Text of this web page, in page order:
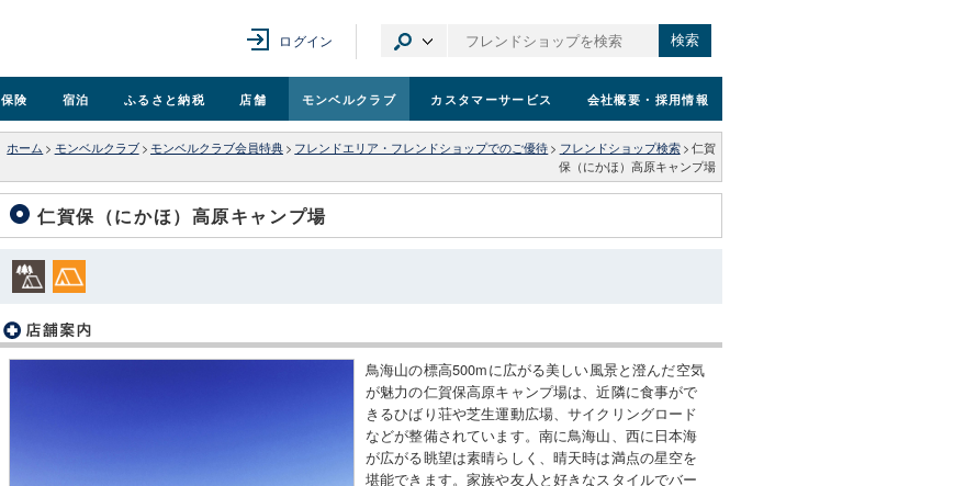
ログイン 検索
保険 宿泊 ふるさと納税 店舗 モンベルクラブ カスタマーサービス 会社概要 ・採用情報
ホーム > モンベルクラブ > モンベルクラブ会員特典 > フレンドエリア・フレンドショップでのご優待 > フレンドショップ検索 > 仁賀
保（にかほ）高原キャンプ場
仁賀保（にかほ）高原キャンプ場
鳥海山の標高500mに広がる美しい風景と澄んだ空気
が魅力の仁賀保高原キャンプ場は、近隣に食事がで
きるひばり荘や芝生運動広場、サイクリングロード
などが整備されています。南に鳥海山、西に日本海
が広がる眺望は素晴らしく、晴天時は満点の星空を
堪能できます。家族や友人と好きなスタイルでバー